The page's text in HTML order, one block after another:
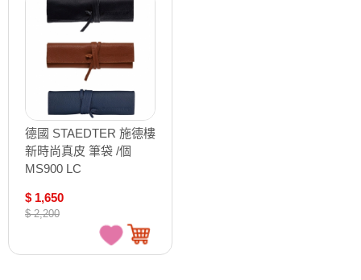
德國 STAEDTER 施德樓
新時尚真皮 筆袋 /個
MS900 LC
$ 1,650
$ 2,200